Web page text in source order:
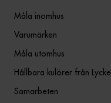
Måla inomhus
Varumärken
Måla utomhus
Hållbara kulörer från Lycke
Samarbeten